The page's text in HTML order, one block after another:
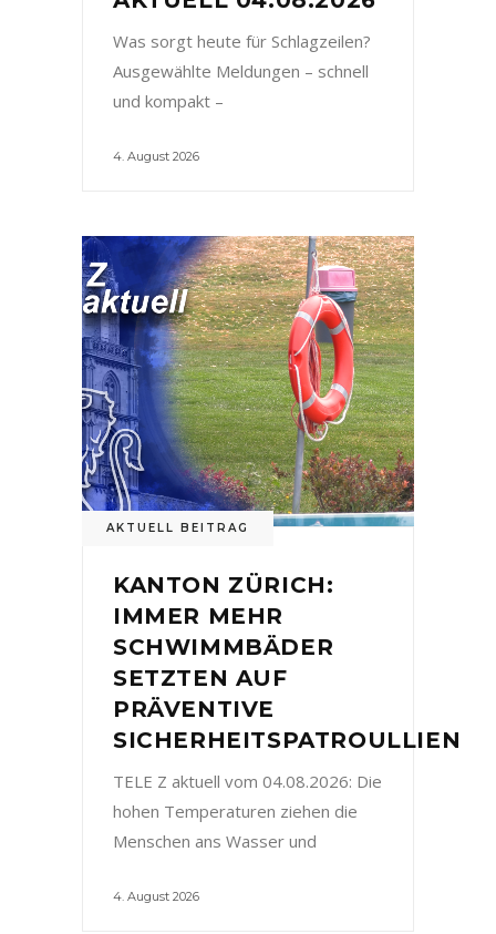
Was sorgt heute für Schlagzeilen?
Ausgewählte Meldungen – schnell
und kompakt –
4. August 2026
AKTUELL BEITRAG
KANTON ZÜRICH:
IMMER MEHR
SCHWIMMBÄDER
SETZTEN AUF
PRÄVENTIVE
SICHERHEITSPATROULLIEN
TELE Z aktuell vom 04.08.2026: Die
hohen Temperaturen ziehen die
Menschen ans Wasser und
4. August 2026